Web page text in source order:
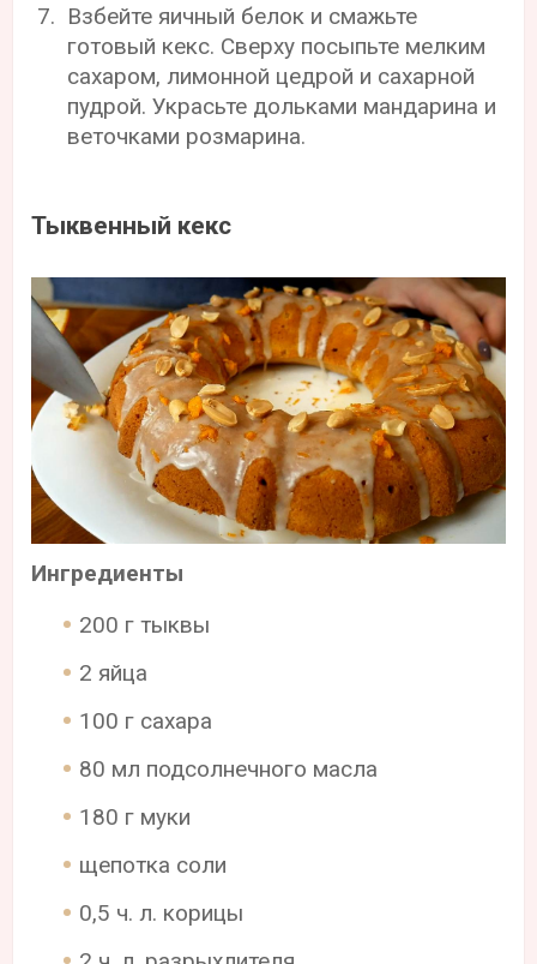
Взбейте яичный белок и смажьте
готовый кекс. Сверху посыпьте мелким
сахаром, лимонной цедрой и сахарной
пудрой. Украсьте дольками мандарина и
веточками розмарина.
Тыквенный кекс
Ингредиенты
200 г тыквы
2 яйца
100 г сахара
80 мл подсолнечного масла
180 г муки
щепотка соли
0,5 ч. л. корицы